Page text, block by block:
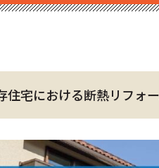
住宅における断熱リフォ